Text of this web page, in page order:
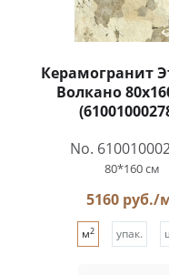
Керамогранит
Волкано
No.
80*160 см
5160 руб./
м2 упак.